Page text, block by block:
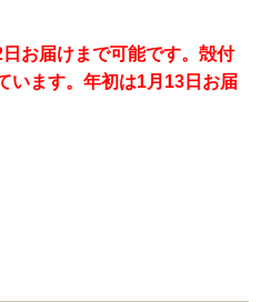
お届けまで可能です。殻付
います。 年初は1月13日お届